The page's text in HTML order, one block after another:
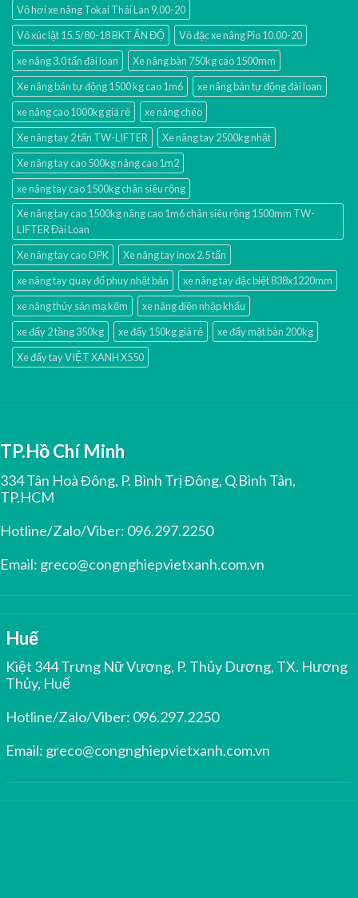
Vỏ hơi xe nâng Tokai Thái Lan 9.00-20
Vỏ xúc lật 15.5/80-18 BKT ẤN ĐỘ
Vỏ đặc xe nâng Pio 10.00-20
xe nâng 3.0 tấn đài loan
Xe nâng bàn 750kg cao 1500mm
Xe nâng bán tự động 1500 kg cao 1m6
xe nâng bán tự động đài loan
xe nâng cao 1000kg giá rẻ
xe nâng chéo
Xe nâng tay 2 tấn TW-LIFTER
Xe nâng tay 2500kg nhật
Xe nâng tay cao 500kg nâng cao 1m2
xe nâng tay cao 1500kg chân siêu rộng
Xe nâng tay cao 1500kg nâng cao 1m6 chân siêu rộng 1500mm TW-
LIFTER Đài Loan
Xe nâng tay cao OPK
Xe nâng tay inox 2.5 tấn
xe nâng tay quay đổ phuy nhật bản
xe nâng tay đặc biệt 838x1220mm
xe nâng thủy sản mạ kẽm
xe nâng điện nhập khấu
xe đẩy 2 tầng 350kg
xe đẩy 150kg giá rẻ
xe đẩy mặt bàn 200kg
Xe đẩy tay VIỆT XANH X550
TP.Hồ Chí Minh
334 Tân Hoà Đông, P. Bình Trị Đông, Q.Bình Tân,
TP.HCM
Hotline/Zalo/Viber: 096.297.2250
Email: greco@congnghiepvietxanh.com.vn
Huế
Kiệt 344 Trưng Nữ Vương, P. Thủy Dương, TX. Hương
Thủy, Huế
Hotline/Zalo/Viber: 096.297.2250
Email: greco@congnghiepvietxanh.com.vn